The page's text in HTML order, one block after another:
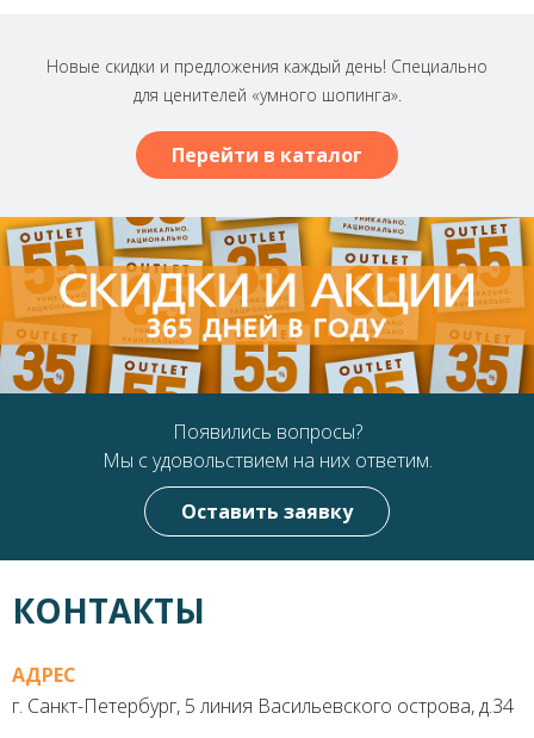
Новые скидки и предложения каждый день! Специально
для ценителей «умного шопинга».
Перейти в каталог
Появились вопросы?
Мы с удовольствием на них ответим.
Оставить заявку
КОНТАКТЫ
АДРЕС
г. Санкт-Петербург, 5 линия Васильевского острова, д.34